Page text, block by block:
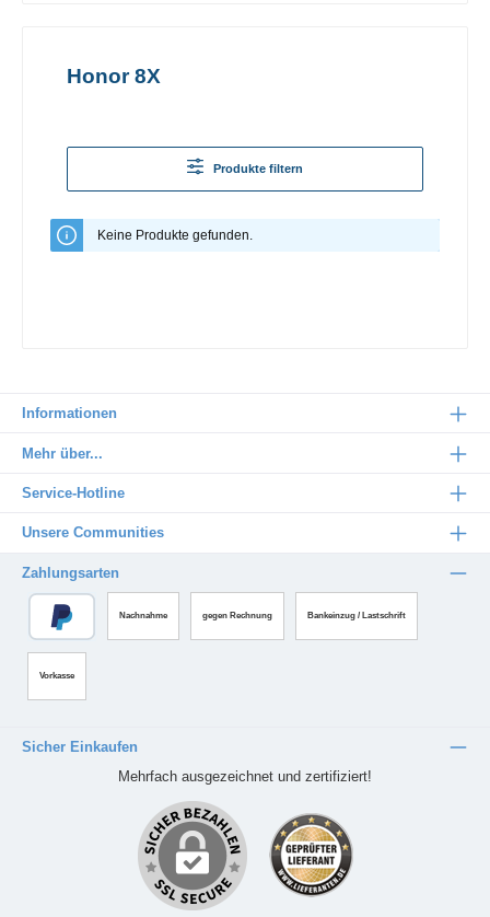
Honor 8X
Produkte filtern
Keine Produkte gefunden.
Informationen
Mehr über...
Service-Hotline
Unsere Communities
Zahlungsarten
Nachnahme gegen Rechnung Bankeinzug / Lastschrift
Vorkasse
Sicher Einkaufen
Mehrfach ausgezeichnet und zertifiziert!